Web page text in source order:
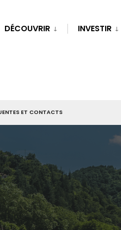
DÉCOUVRIR INVESTIR
ET CONTACTS